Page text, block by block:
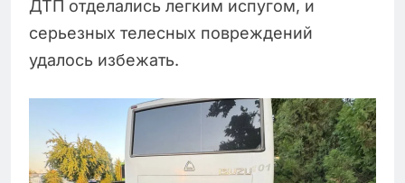
ДТП отделались легким испугом, и
серьезных телесных повреждений
удалось избежать.